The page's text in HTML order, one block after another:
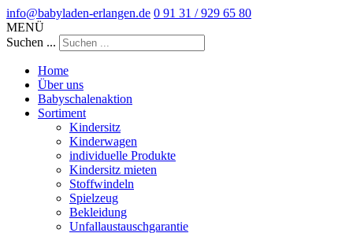
info@babyladen-erlangen.de 0 91 31 / 929 65 80
MENÜ
Suchen ...
Home
Über uns
Babyschalenaktion
Sortiment
Kindersitz
Kinderwagen
individuelle Produkte
Kindersitz mieten
Stoffwindeln
Spielzeug
Bekleidung
Unfallaustauschgarantie